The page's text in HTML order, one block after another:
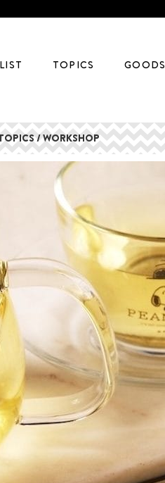
TOPICS GOODS
/ WORKSHOP